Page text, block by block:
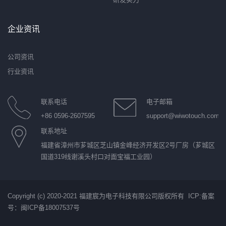
企业资讯
公司资讯
行业资讯
联系电话
+86 0596-2607595
电子邮箱
support@wiwotouch.com
联系地址
福建省漳州市芗城区芝山镇金峰经济开发区2号厂房（芗城区
国道319线谢溪头村口对面宝福工业园）
Copyright (c) 2020-2021 福建宸为电子科技有限公司版权所有 ICP:备案
号：闽ICP备18007537号